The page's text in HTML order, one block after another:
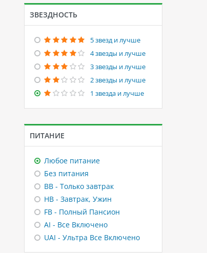
ЗВЕЗДНОСТЬ
5 звезд и лучше
4 звезды и лучше
3 звезды и лучше
2 звезды и лучше
1 звезда и лучше
ПИТАНИЕ
Любое питание
Без питания
BB - Только завтрак
HB - Завтрак, Ужин
FB - Полный Пансион
AI - Все Включено
UAI - Ультра Все Включено